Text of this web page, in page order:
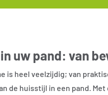
uw pand: van
is heel veelzijdig; van
de huisstijl in een pand.